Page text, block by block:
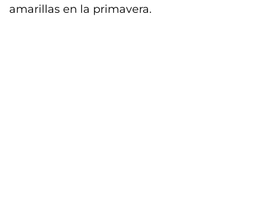
amarillas en la primavera.